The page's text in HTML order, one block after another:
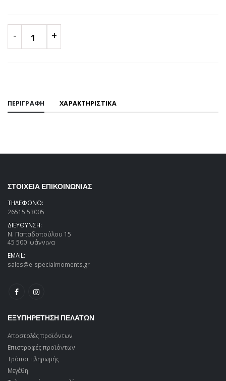
- 1 +
ΠΕΡΙΓΡΑΦΗ ΧΑΡΑΚΤΗΡΙΣΤΙΚΑ
ΣΤΟΙΧΕΙΑ ΕΠΙΚΟΙΝΩΝΙΑΣ
ΤΗΛΕΦΩΝΟ:
26515 53005
ΔΙΕΥΘΥΝΣΗ:
Ν. Παπαδοπούλου 15
45 500 Ιωάννινα
EMAIL:
sales@e-specialmoments.gr
ΕΞΥΠΗΡΕΤΗΣΗ ΠΕΛΑΤΩΝ
Αποστολές προϊόντων
Επιστροφές προϊόντων
Τρόποι πληρωμής
Μεγέθη